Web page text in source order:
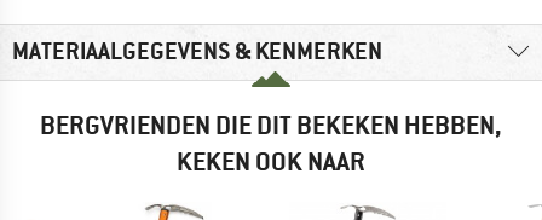
MATERIAALGEGEVENS & KENMERKEN
BERGVRIENDEN DIE DIT BEKEKEN HEBBEN,
KEKEN OOK NAAR